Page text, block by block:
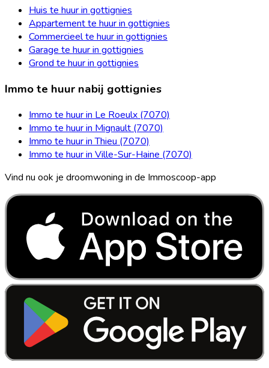
Huis te huur in gottignies
Appartement te huur in gottignies
Commercieel te huur in gottignies
Garage te huur in gottignies
Grond te huur in gottignies
Immo te huur nabij gottignies
Immo te huur in Le Roeulx (7070)
Immo te huur in Mignault (7070)
Immo te huur in Thieu (7070)
Immo te huur in Ville-Sur-Haine (7070)
Vind nu ook je droomwoning in de Immoscoop-app